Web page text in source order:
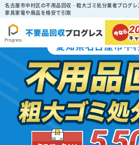
名古屋市中村区の不用品回収・粗大ゴミ処分業者プログレ
家具家電や廃品を格安で引取
キ
愛知県名古屋市中